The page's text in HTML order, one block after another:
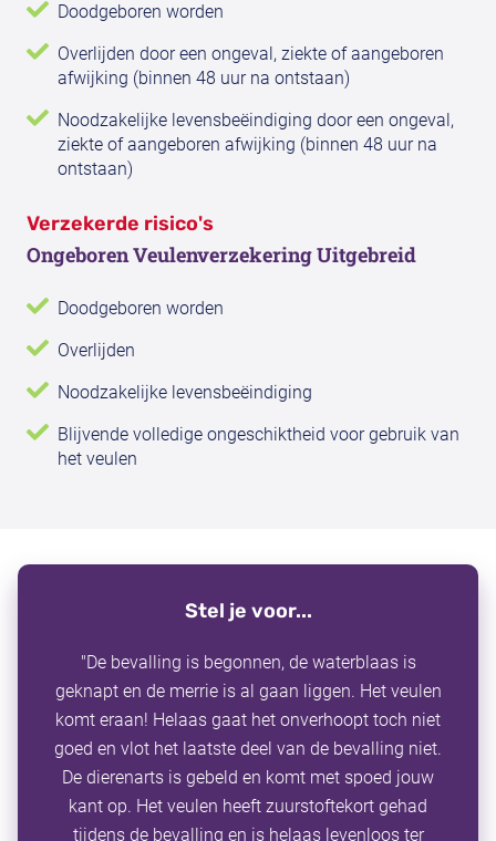
Doodgeboren worden
Overlijden door een ongeval, ziekte of aangeboren
afwijking (binnen 48 uur na ontstaan)
Noodzakelijke levensbeëindiging door een ongeval,
ziekte of aangeboren afwijking (binnen 48 uur na
ontstaan)
Verzekerde risico's
Ongeboren Veulenverzekering Uitgebreid
Doodgeboren worden
Overlijden
Noodzakelijke levensbeëindiging
Blijvende volledige ongeschiktheid voor gebruik van
het veulen
Stel je voor...
"De bevalling is begonnen, de waterblaas is
geknapt en de merrie is al gaan liggen. Het veulen
komt eraan! Helaas gaat het onverhoopt toch niet
goed en vlot het laatste deel van de bevalling niet.
De dierenarts is gebeld en komt met spoed jouw
kant op. Het veulen heeft zuurstoftekort gehad
tijdens de bevalling en is helaas levenloos ter